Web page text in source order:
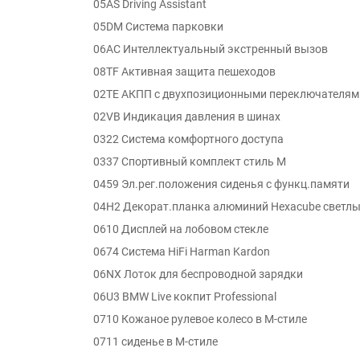
05AS Driving Assistant
05DM Система парковки
06AC Интеллектуальный экстренный вызов
08TF Активная защита пешеходов
02TE АКПП с двухпозиционными
02VB Индикация давления в шинах
0322 Система комфортного доступа
0337 Спортивный комплект стиль M
0459 Эл.рег.положения сиденья с функц.памяти
04H2 Декорат.планка алюминий Hexacube
0610 Дисплей на лобовом стекле
0674 Система HiFi Harman Kardon
06NX Лоток для беспроводной зарядки
06U3 BMW Live кокпит Professional
0710 Кожаное рулевое колесо в M-стиле
0711 сиденье в M-стиле